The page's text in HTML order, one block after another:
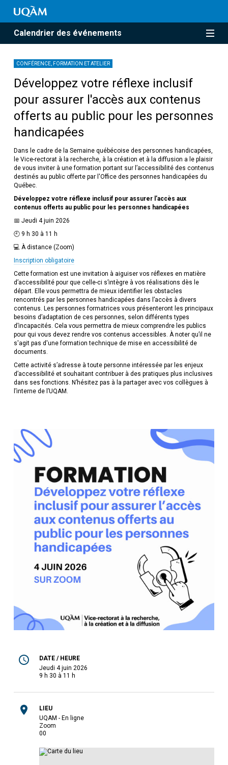
Calendrier des événements
CONFÉRENCE, FORMATION ET ATELIER
Développez votre réflexe inclusif
pour assurer l'accès aux contenus
offerts au public pour les personnes
handicapées
Dans le cadre de la Semaine québécoise des personnes handicapées,
le Vice-rectorat à la recherche, à la création et à la diffusion a le plaisir
de vous inviter à une formation portant sur l’accessibilité des contenus
destinés au public offerte par l'Office des personnes handicapées du
Québec.
Développez votre réflexe inclusif pour assurer l’accès aux
contenus offerts au public pour les personnes handicapées
📅 Jeudi 4 juin 2026
🕘 9 h 30 à 11 h
💻 À distance (Zoom)
Inscription obligatoire
Cette formation est une invitation à aiguiser vos réflexes en matière
d’accessibilité pour que celle-ci s’intègre à vos réalisations dès le
départ. Elle vous permettra de mieux identifier les obstacles
rencontrés par les personnes handicapées dans l’accès à divers
contenus. Les personnes formatrices vous présenteront les principaux
besoins d’adaptation de ces personnes, selon différents types
d’incapacités. Cela vous permettra de mieux comprendre les publics
pour qui vous devez rendre vos contenus accessibles. À noter qu’il ne
s'agit pas d'une formation technique de mise en accessibilité de
documents.
Cette activité s’adresse à toute personne intéressée par les enjeux
d’accessibilité et souhaitant contribuer à des pratiques plus inclusives
dans ses fonctions. N’hésitez pas à la partager avec vos collègues à
l’interne de l’UQAM.
DATE / HEURE
jeudi 4 juin 2026
9 h 30 à 11 h
LIEU
UQAM - En ligne
Zoom
00